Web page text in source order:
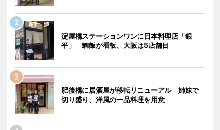
淀屋橋ステーションワンに日本料理店「銀
平」 鯛飯が看板、大阪は5店舗目
肥後橋に居酒屋が移転リニューアル 姉妹で
切り盛り、洋風の一品料理を用意